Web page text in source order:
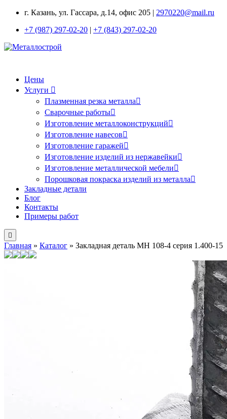
г. Казань, ул. Гассара, д.14, офис 205 | 2970220@mail.ru
+7 (987) 297-02-20 | +7 (843) 297-02-20
Цены
Услуги
Плазменная резка металла
Сварочные работы
Изготовление металлоконструкций
Изготовление навесов
Изготовление гаражей
Изготовление изделий из нержавейки
Изготовление металлической мебели
Порошковая покраска изделий из металла
Закладные детали
Блог
Контакты
Примеры работ
Главная » Каталог » Закладная деталь МН 108-4 серия 1.400-15